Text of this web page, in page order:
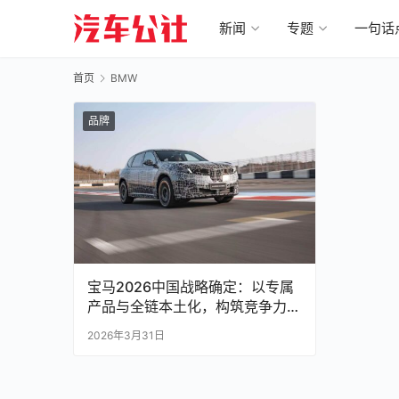
新闻 专题 一句话
首页 BMW
品牌
宝马2026中国战略确定：以专属
产品与全链本土化，构筑竞争力钢
铁长城！
2026年3月31日